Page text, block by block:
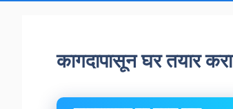
कागदापासून घर तयार करा